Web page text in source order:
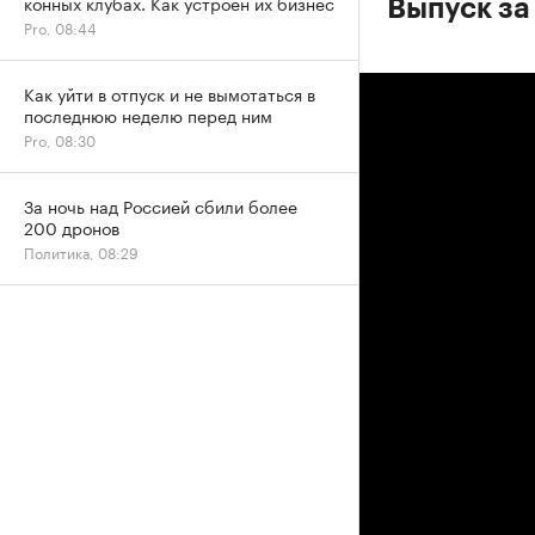
Выпуск
Pro, 08:44
Как уйти в отпуск и не вымотаться в
последнюю неделю перед ним
Pro, 08:30
За ночь над Россией сбили более
200 дронов
Политика, 08:29